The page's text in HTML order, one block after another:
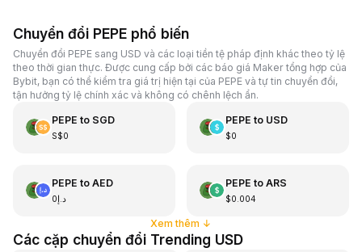
Chuyển đổi PEPE phổ biến
Chuyển đổi PEPE sang USD và các loại tiền tệ pháp định khác theo tỷ lệ
theo thời gian thực. Được cung cấp bởi các báo giá Maker tổng hợp của
Bybit, bạn có thể kiểm tra giá trị hiện tại của PEPE và tự tin chuyển đổi,
tận hưởng tỷ lệ chính xác và không có chênh lệch ẩn.
PEPE to SGD
S$0
PEPE to USD
$0
PEPE to AED
د.إ0
PEPE to ARS
$0.004
Xem thêm ↓
Các cặp chuyển đổi Trending USD